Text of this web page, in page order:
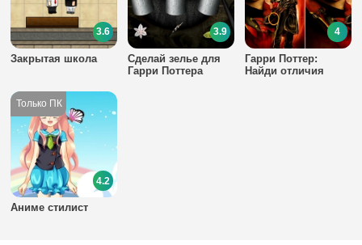
Закрытая школа
3.6
Сделай зелье для
Гарри Поттера
3.9
Гарри Поттер:
Найди отличия
4
Аниме стилист
4.2